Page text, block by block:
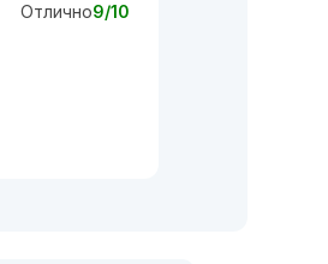
Отлично9/10